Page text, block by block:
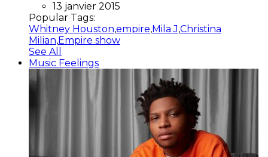
13 janvier 2015
Popular Tags:
Whitney Houston,empire,Mila J,Christina
Milian,Empire show
See All
Music Feelings